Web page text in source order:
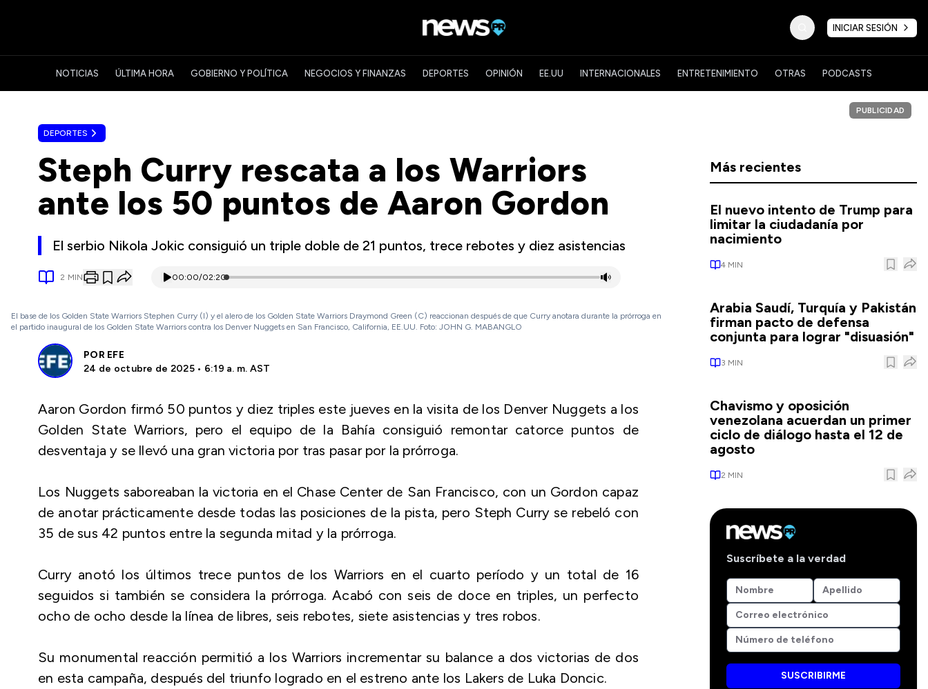
INICIAR SESIÓN
NOTICIAS ÚLTIMA HORA GOBIERNO Y POLÍTICA NEGOCIOS Y FINANZAS DEPORTES OPINIÓN EE.UU INTERNACIONALES ENTRETENIMIENTO OTRAS PODCASTS
DEPORTES
Steph Curry rescata a los Warriors
ante los 50 puntos de Aaron Gordon
El serbio Nikola Jokic consiguió un triple doble de 21 puntos, trece rebotes y diez asistencias
2 MIN 00:00/02:20
El base de los Golden State Warriors Stephen Curry (I) y el alero de los Golden State Warriors Draymond Green (C) reaccionan después de que Curry anotara durante la prórroga en
el partido inaugural de los Golden State Warriors contra los Denver Nuggets en San Francisco, California, EE.UU. Foto: JOHN G. MABANGLO
POR EFE
24 de octubre de 2025 • 6:19 a. m. AST
Aaron Gordon firmó 50 puntos y diez triples este jueves en la visita de los Denver Nuggets a los
Golden State Warriors, pero el equipo de la Bahía consiguió remontar catorce puntos de
desventaja y se llevó una gran victoria por tras pasar por la prórroga.
Los Nuggets saboreaban la victoria en el Chase Center de San Francisco, con un Gordon capaz
de anotar prácticamente desde todas las posiciones de la pista, pero Steph Curry se rebeló con
35 de sus 42 puntos entre la segunda mitad y la prórroga.
Curry anotó los últimos trece puntos de los Warriors en el cuarto período y un total de 16
seguidos si también se considera la prórroga. Acabó con seis de doce en triples, un perfecto
ocho de ocho desde la línea de libres, seis rebotes, siete asistencias y tres robos.
Su monumental reacción permitió a los Warriors incrementar su balance a dos victorias de dos
en esta campaña, después del triunfo logrado en el estreno ante los Lakers de Luka Doncic.
PUBLICIDAD
Más recientes
El nuevo intento de Trump para
limitar la ciudadanía por
nacimiento
4 MIN
Arabia Saudí, Turquía y Pakistán
firman pacto de defensa
conjunta para lograr "disuasión"
3 MIN
Chavismo y oposición
venezolana acuerdan un primer
ciclo de diálogo hasta el 12 de
agosto
2 MIN
Suscríbete a la verdad
SUSCRIBIRME